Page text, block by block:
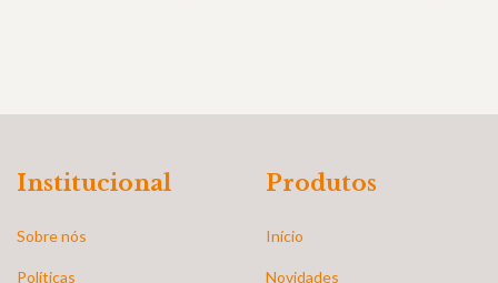
Institucional
Sobre nós
Políticas
Produtos
Início
Novidades